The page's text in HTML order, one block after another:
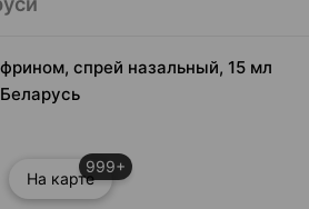
спрей назальный, 15 мл
На карте
999+